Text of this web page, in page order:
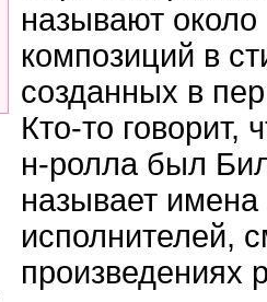
называют
композиций в
созданных в
Кто-то говорит,
н-ролла был
называет имена
исполнителей,
произведениях